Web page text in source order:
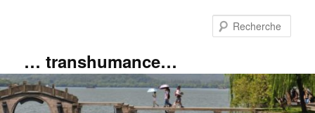
… transhumance…